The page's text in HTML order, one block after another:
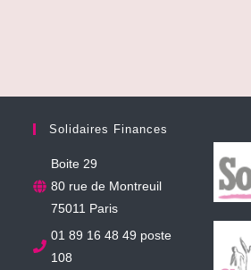
Solidaires Finances
Boite 29
80 rue de Montreuil
75011 Paris
01 89 16 48 49 poste
108